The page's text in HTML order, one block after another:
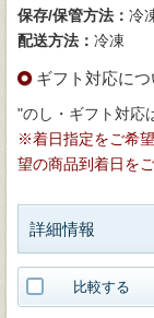
保存/保管方法： 冷
配送方法： 冷凍
ギフト対応につ
"のし・ギフト対応
※着日指定をご希
望の商品到着日を
詳細情報
比較する